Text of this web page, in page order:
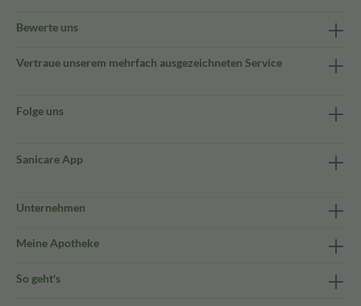
Bewerte uns
Vertraue unserem mehrfach ausgezeichneten Service
Folge uns
Sanicare App
Unternehmen
Meine Apotheke
So geht's